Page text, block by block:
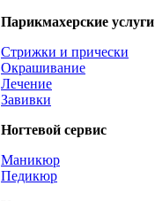
Парикмахерские услуги
Стрижки и прически
Окрашивание
Лечение
Завивки
Ногтевой сервис
Маникюр
Педикюр